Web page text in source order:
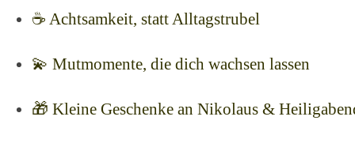
☕ Achtsamkeit, statt Alltagstrubel
💫 Mutmomente, die dich wachsen lassen
🎁 Kleine Geschenke an Nikolaus &